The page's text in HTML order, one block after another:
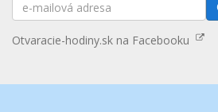
Mapa stránok
Platené služby
Nenašli ste otváracie hodiny?
Aktualizácia otváracích hodín
mailová
Otvaracie-hodiny.sk na Facebooku